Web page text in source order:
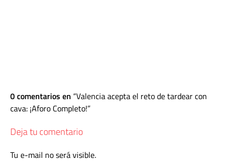
0 comentarios en Valencia acepta el reto de tardear con
cava: ¡Aforo Completo!
Deja tu comentario
Tu e-mail no será visible.